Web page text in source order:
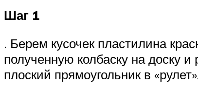
Шаг 1
. Берем кусочек пластилина
полученную колбаску на доску
плоский прямоугольник в